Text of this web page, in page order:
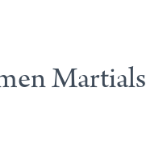
Martials